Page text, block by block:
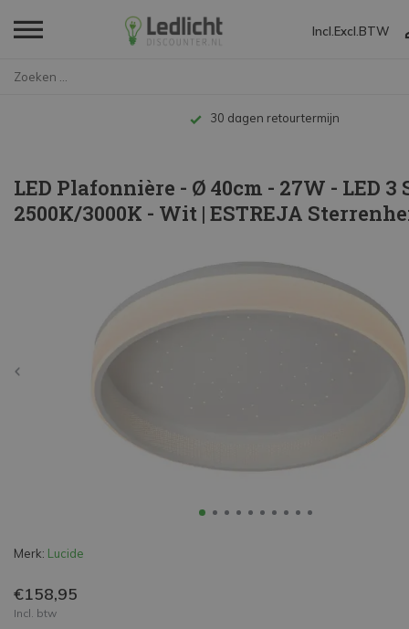
Incl. Excl. BTW
Tot 10 jaar garantie
LED Plafonnière - Ø 40cm - 27W - LED 3
2500K/3000K - Wit | ESTREJA
Merk: Lucide
€158,95
Incl. btw